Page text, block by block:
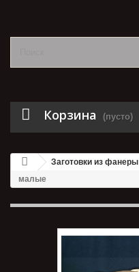
Корзина (пусто)
Заготовки из фанеры
малые